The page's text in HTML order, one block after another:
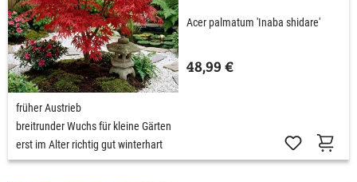
Acer palmatum 'Inaba shidare'
48,99 €
früher Austrieb
breitrunder Wuchs für kleine Gärten
erst im Alter richtig gut winterhart